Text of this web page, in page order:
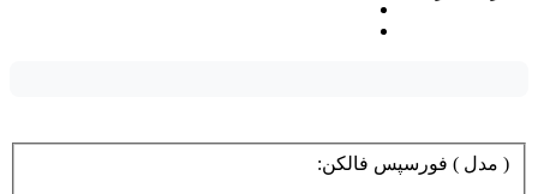
( مدل ) فورسپس فالکن: